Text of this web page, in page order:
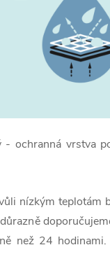
ochranná vrstva
nízkým teplotám
než 24